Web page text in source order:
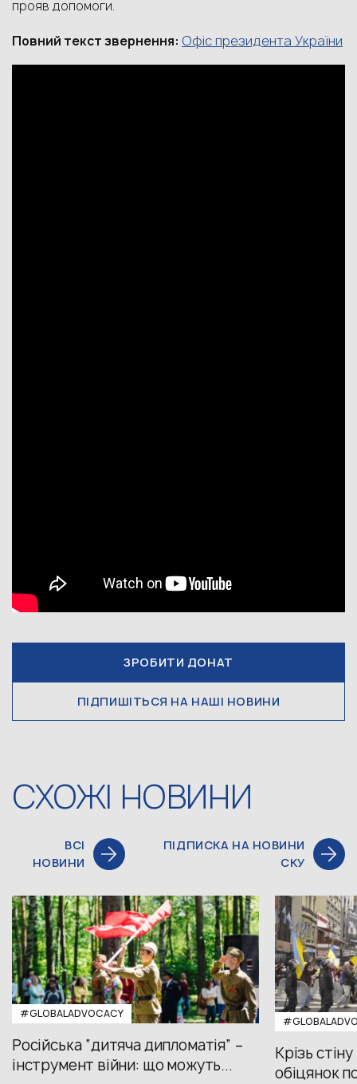
прояв допомоги.
Повний текст звернення: Офіс президента України
ЗРОБИТИ ДОНАТ
ПІДПИШІТЬСЯ НА НАШІ НОВИНИ
СХОЖІ НОВИНИ
ВСІ
НОВИНИ
ПІДПИСКА НА НОВИНИ
СКУ
#GLOBALADVOCACY
Російська “дитяча дипломатія” –
інструмент війни: що можуть...
Крізь
обіцянок